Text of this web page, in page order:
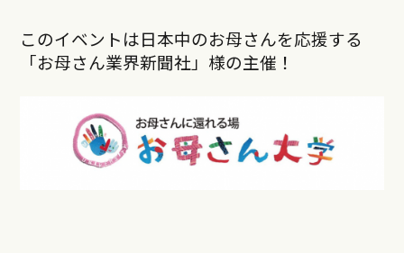
このイベントは日本中のお母さんを応援する
「お母さん業界新聞社」様の主催！